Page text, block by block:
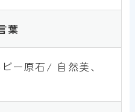
葉
ー原石/ 自然美、